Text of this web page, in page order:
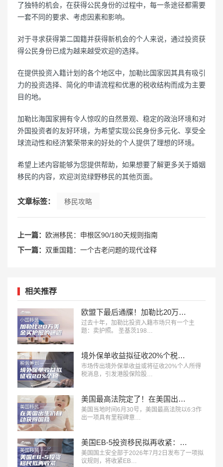
了独特的机会，在获得公民身份的过程中，每一条途径都需要
一套不同的要求、考虑因素和影响。
对于寻求获得第二国籍并获得新机会的个人来说，通过投资获
得公民身份已成为越来越受欢迎的选择。
在提供投资入籍计划的各个地区中，加勒比国家因其具有吸引
力的投资选择、简化的申请流程和优惠的税收结构而成为主要
目的地。
加勒比海国家拥有令人惊叹的自然景观、稳定的政治环境和对
外国投资者的友好环境，为希望实现公民身份多元化、享受全
球流动性和经济繁荣带来的好处的个人提供了理想的环境。
希望上述内容能够为您提供帮助，如果想要了解更多关于婚姻
移民的内容，欢迎浏览绿野移民的其他页面。
文章标签： 移民攻略
上一篇：
欧洲移民：申根区90/180天规则指南
下一篇： 双重国籍：一个古老问题的现代诠释
相关推荐
欧盟下最后通牒！加勒比20万美金买护照的黄金通道，2028年就要彻底没了？
过去十年，加勒比投资入籍市场只有一个主
题：卖护照。 圣基茨198…
境外保单收益拟征收20%个税信号释放：赴港买保的时代，正在发生深刻变化
市场传出境外保单收益或将征收20%个人所得
税消息，引发港股保险股…
美国最高法院定了！在美国出生仍自动获得国籍，特朗普行政令正式被推翻
美国当地时间6月30号，美国最高法院以6:3作
出一项具有里程碑意…
美国EB-5投资移民拟再收紧：新增140万美元投资档
美国国土安全部于2026年7月2日发布了一项拟
议规则，将收紧EB…